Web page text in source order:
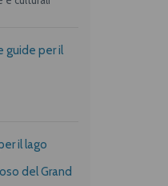
guide per il
il lago
del Grand